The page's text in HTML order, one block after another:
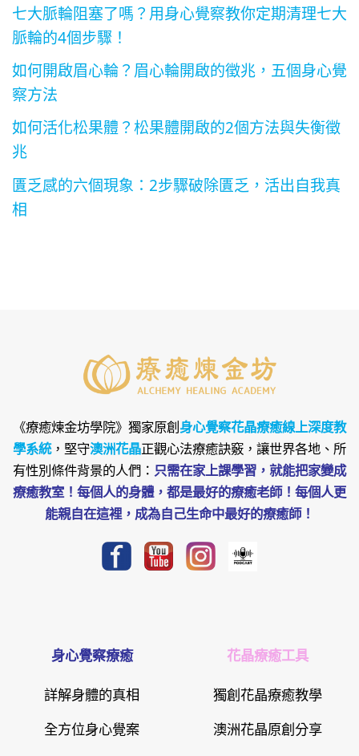
七大脈輪阻塞了嗎？用身心覺察教你定期清理七大
脈輪的4個步驟！
如何開啟眉心輪？眉心輪開啟的徵兆，五個身心覺
察方法
如何活化松果體？松果體開啟的2個方法與失衡徵
兆
匱乏感的六個現象：2步驟破除匱乏，活出自我真
相
《療癒煉金坊學院》 獨家原創身心覺察花晶療癒線上深度教
學系統，堅守澳洲花晶正觀心法療癒訣竅，讓世界各地、所
有性別條件背景的人們： 只需在家上課學習，就能把家變成
療癒教室！每個人的身體，都是最好的療癒老師！每個人更
能親自在這裡，成為自己生命中最好的療癒師！
身心覺察療癒
詳解身體的真相
全方位身心覺案
花晶療癒工具
獨創花晶療癒教學
澳洲花晶原創分享